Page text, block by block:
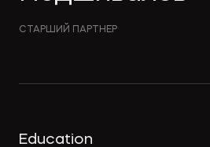
СТАРШИЙ ПАРТНЕР
Education